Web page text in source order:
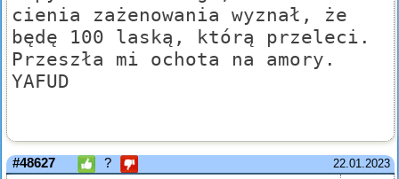
cienia zażenowania wyznał, że
będę 100 laską, którą przeleci.
Przeszła mi ochota na amory.
YAFUD
22.01.2023
#48627 ?